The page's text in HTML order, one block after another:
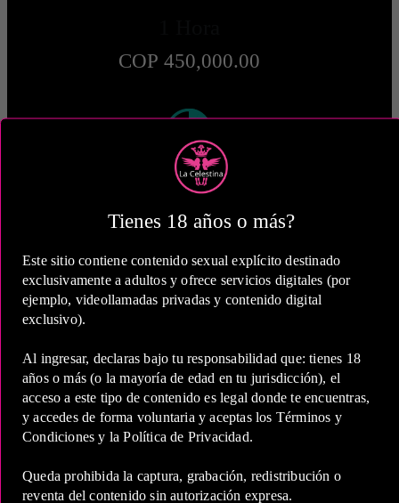
Tienes 18 años o más?
Este sitio contiene contenido sexual explícito destinado
exclusivamente a adultos y ofrece servicios digitales (por
ejemplo, videollamadas privadas y contenido digital
exclusivo).
Al ingresar, declaras bajo tu responsabilidad que: tienes 18
años o más (o la mayoría de edad en tu jurisdicción), el
acceso a este tipo de contenido es legal donde te encuentras,
y accedes de forma voluntaria y aceptas los Términos y
Condiciones y la Política de Privacidad.
Queda prohibida la captura, grabación, redistribución o
reventa del contenido sin autorización expresa.
COP 450,000.00
2 Horas
COP 700,000.00
COP 1,300,000.00
Estas tarifas incluyen transporte y preservativos